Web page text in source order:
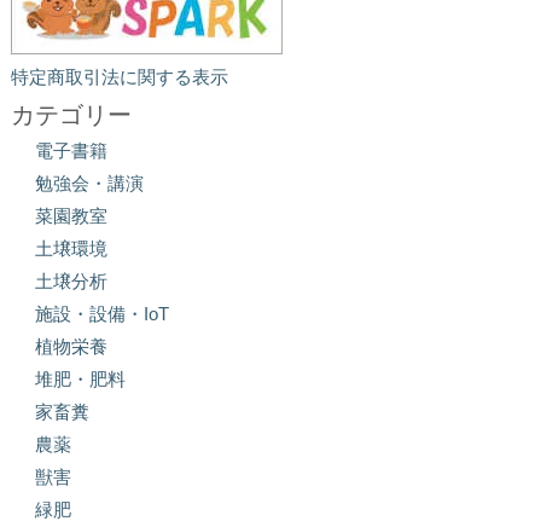
特定商取引法に関する表示
カテゴリー
電子書籍
勉強会・講演
菜園教室
土壌環境
土壌分析
施設・設備・IoT
植物栄養
堆肥・肥料
家畜糞
農薬
獣害
緑肥